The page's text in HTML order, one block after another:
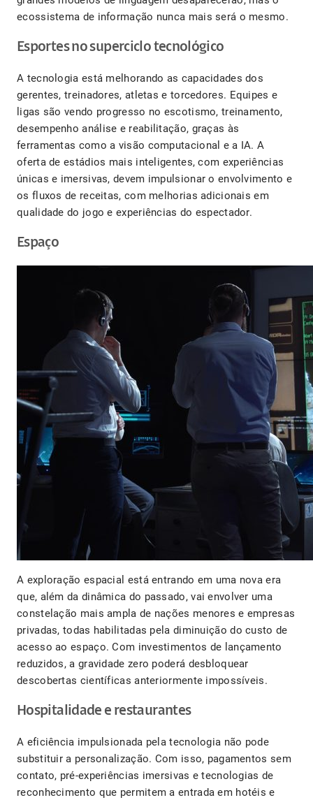
ecossistema de informação nunca mais será o mesmo.
Esportes no superciclo tecnológico
A tecnologia está melhorando as capacidades dos
gerentes, treinadores, atletas e torcedores. Equipes e
ligas são vendo progresso no escotismo, treinamento,
desempenho análise e reabilitação, graças às
ferramentas como a visão computacional e a IA. A
oferta de estádios mais inteligentes, com experiências
únicas e imersivas, devem impulsionar o envolvimento e
os fluxos de receitas, com melhorias adicionais em
qualidade do jogo e experiências do espectador.
Espaço
A exploração espacial está entrando em uma nova era
que, além da dinâmica do passado, vai envolver uma
constelação mais ampla de nações menores e empresas
privadas, todas habilitadas pela diminuição do custo de
acesso ao espaço. Com investimentos de lançamento
reduzidos, a gravidade zero poderá desbloquear
descobertas científicas anteriormente impossíveis.
Hospitalidade e restaurantes
A eficiência impulsionada pela tecnologia não pode
substituir a personalização. Com isso, pagamentos sem
contato, pré-experiências imersivas e tecnologias de
reconhecimento que permitem a entrada em hotéis e